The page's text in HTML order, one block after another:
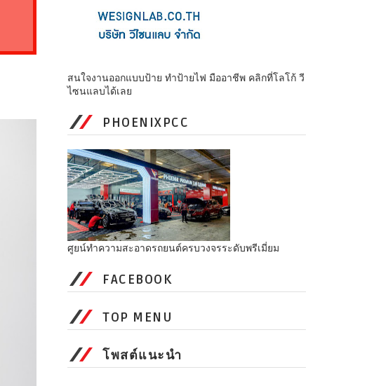
สนใจงานออกแบบป้าย ทำป้ายไฟ มืออาชีพ คลิกที่โลโก้ วี
ไซนแลบได้เลย
PHOENIXPCC
ศูยน์ทำความสะอาดรถยนต์ครบวงจรระดับพรีเมี่ยม
FACEBOOK
TOP MENU
โพสต์แนะนำ